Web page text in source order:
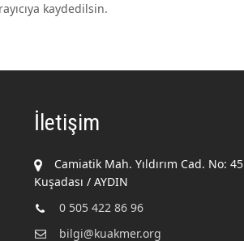
kaydedilsin.
İletişim
Camiatik Mah. Yıldırım Cad. No: 45
Kuşadası / AYDIN
0 505 422 86 96
bilgi@kuakmer.org